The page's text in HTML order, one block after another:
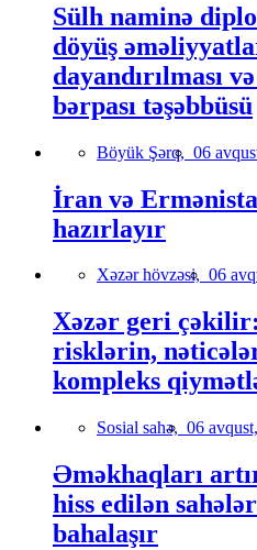
Sülh naminə
döyüş
dayandırılması
bərpası təşəbbüsü
Böyük Şərq, 06
İran və
hazırlayır
Xəzər hövzəsi, 06
Xəzər geri
risklərin,
kompleks
Sosial sahə, 06
Əməkhaqları
hiss edilən
bahalaşır